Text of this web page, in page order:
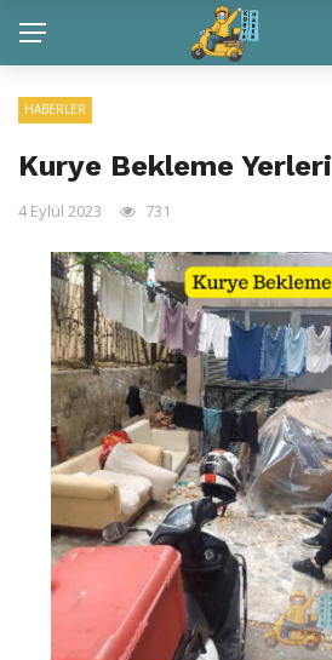
HABERLER
Kurye Bekleme Yerleri
4 Eylül 2023 731